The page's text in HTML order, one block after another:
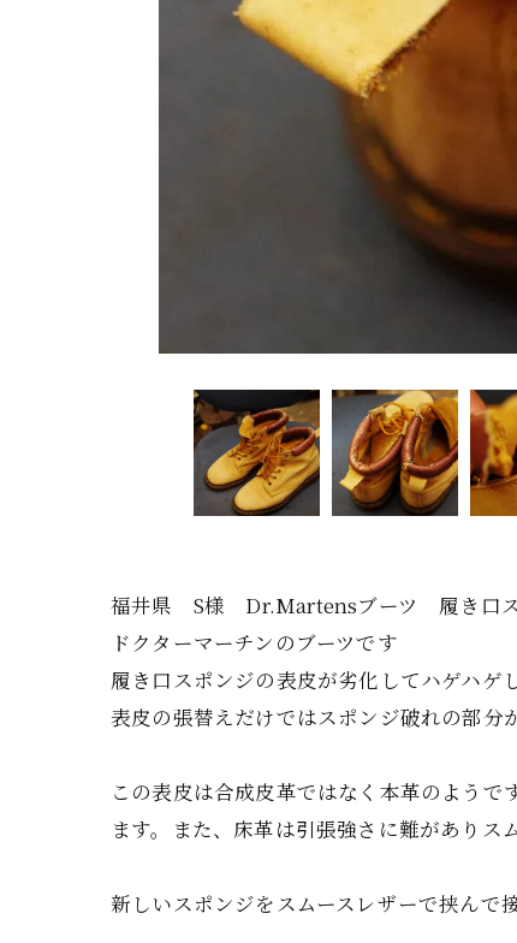
福井県 S様 Dr.Martensブーツ 履き口
ドクターマーチンのブーツです
履き口スポンジの表皮が劣化してハゲハゲ
表皮の張替えだけではスポンジ破れの部分
この表皮は合成皮革ではなく本革のよう
ます。また、床革は引張強さに難がありス
新しいスポンジをスムースレザーで挟んで